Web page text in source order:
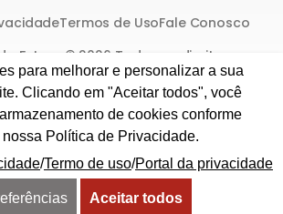
Futuro © 2026 Todos os direitos
reservados.
Termos de UsoFale Conosco
para melhorar e personalizar a sua
Clicando em "Aceitar todos", você
de cookies conforme
Política de Privacidade.
/Termo de uso/Portal da privacidade
Aceitar todos